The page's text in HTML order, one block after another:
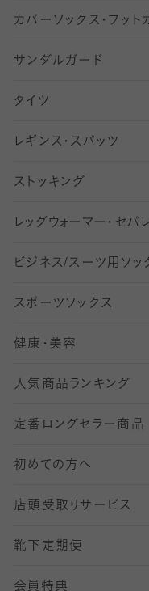
五本指ソックス・靴
足袋ソックス・靴下
無地・プレーンソッ
柄ソックス・靴下
スニーカー（くるぶ
アンクル・ショート
クルーソックス（ふ
ハイソックス
オーバーニー・ニー
カバーソックス・フット
フットカバー・カバ
フットカバー・カバ
フットカバー・カバ
サンダルガード
タイツ
30デニール以下の
31〜40デニールタ
41〜60デニールタ
61〜80デニールタ
81 〜110デニール
111〜210デニール
211デニールタイツ
レギンス・スパッツ
柄レギンス
無地レギンス
レギンスパンツ（レ
マタニティレギンス
5 分丈
6 分丈レギンス
7 分丈 レギンス
8分丈 レギンス
10分丈 レギンス
12分丈レギンス
13分丈レギンス
ストッキング
伝線しにくいストッ
ショートストッキン
結婚式用ストッキン
美脚ストッキング
オールスルーストッ
レッ グ ウォー マー ・ セパ
ビジネス/スーツ用 ソッ
匠シリーズ
フレッシャーズ向け
冠婚葬祭向けソック
スーツカジュアルソ
ロングホーズ
スポーツソックス
ランニングソックス
ゴルフソックス・靴下
サッカー・フットサ
ヨガソックス・靴下
スポーツ用レッグウ
SS サイズ（21～
Sサイズ（22～25cm
健康・美容
インナーソックス
加圧・着圧ソックス
冷えとり靴下
着圧・加圧タイツ
むくみ対策
足の疲れ対策
人気商品ランキング
定番ロングセラー商品
初めての方へ
店頭受取りサービス
靴下定期便
会員特典